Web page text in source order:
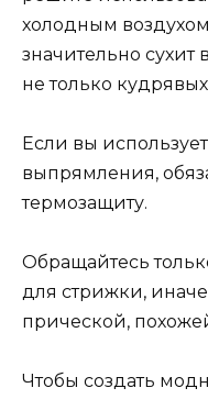
холодным
значительно сухит
не только
Если вы
выпрямления,
термозащиту.
Обращайтесь
для стрижки,
прической,
Чтобы создать